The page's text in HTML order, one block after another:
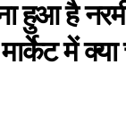
हुआ है
में